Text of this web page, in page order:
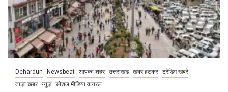
Dehardun Newsbeat आपका शहर उत्तराखंड खबर हटकर ट्रेंडिंग खबरें
ताज़ा ख़बर न्यूज़ सोशल मीडिया वायरल